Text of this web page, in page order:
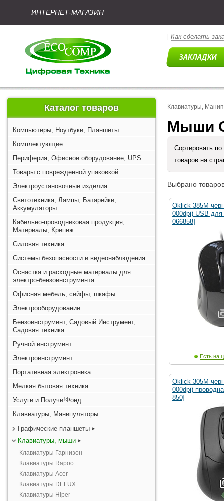
ИНТЕРНЕТ-МАГАЗИН
Как сделать
Каталог товаров
Компьютеры, Ноутбуки, Планшеты
Комплектующие
Периферия, Офисное оборудование, UPS
Товары с поврежденной упаковкой
Электроустановочные изделия
Светотехника, Лампы, Батарейки,
Аккумуляторы
Кабельно-проводниковая продукция,
Материалы, Крепеж
Силовая техника
Системы безопасности и видеонаблюдения
Оснастка и расходные материалы для
электро-бензоинструмента
Офисная мебель, сейфы, шкафы
Электрооборудование
Бензоинструмент, Садовый Инструмент,
Садовая техника
Ручной инструмент
Электроинструмент
Портативная электроника
Мелкая бытовая техника
Услуги и Получи!Фонд
Клавиатуры, Манипуляторы
Графические планшеты
Клавиатуры, мыши
Клавиатуры Гарнизон
Клавиатуры Rapoo
Клавиатуры Acer
Клавиатуры DELUX
Клавиатуры Hiper
Клавиатуры,
Мыши
Сортировать
товаров на
Выбрано
Oklick 385M
000dpi) USB для
066858]
Есть на
Oklick 305M
000dpi)
850]